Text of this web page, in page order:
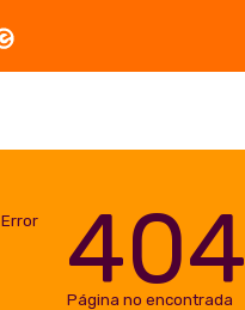
Error 404
Página no encontrada